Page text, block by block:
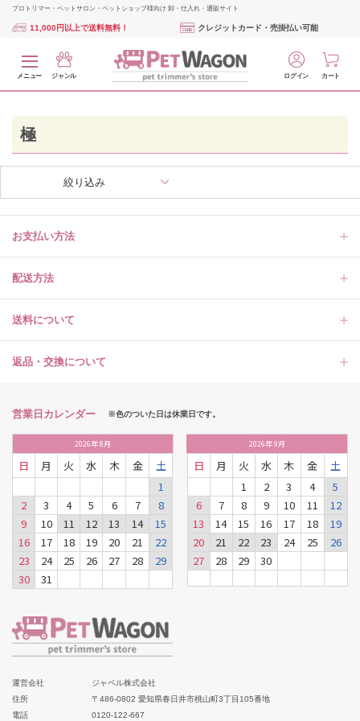
プロトリマー・ペットサロン・ペットショップ様向け 卸・仕入れ・通販サイト
11,000円以上で送料無料！ クレジットカード・売掛払い可能
メニュー ジャンル ログイン カート
極
絞り込み
お支払い方法
配送方法
送料について
返品・交換について
営業日カレンダー ※色のついた日は休業日です。
2026年8月
日 月 火 水 木 金
土
1
2
3 4 5 6 7
8
9
10 11 12 13 14
15
16
17 18 19 20 21
22
23
24 25 26 27 28
29
30
31
2026年9月
日 月 火 水 木 金
土
1
2 3 4
5
6
7 8 9 10 11
12
13
14 15 16 17 18
19
20
21 22 23 24 25
26
27
28 29 30
運営会社
ジャペル株式会社
住所
〒486-0802 愛知県春日井市桃山町3丁目105番地
電話
0120-122-667